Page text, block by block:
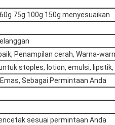
75g 100g 150g menyesuaikan
Penampilan cerah, Warna-
stoples, lotion, emulsi, lipstik,
Sebagai Permintaan Anda
sesuai permintaan Anda